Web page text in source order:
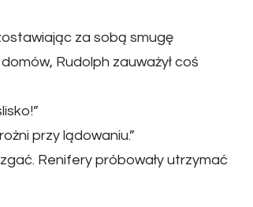
za sobą smugę
Rudolph zauważył coś
przy lądowaniu.”
Renifery próbowały utrzymać